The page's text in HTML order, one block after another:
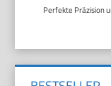
Perfekte Präzision